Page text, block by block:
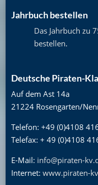
Jahrbuch bestellen
Das Jahrbuch zu
bestellen.
Deutsche Piraten-
Auf dem Ast 14a
21224 Rosengarten/
Telefon: +49 (0)4108
Telefax: + 49 (0)4108
E-Mail: info@piraten-
Internet: www.piraten-